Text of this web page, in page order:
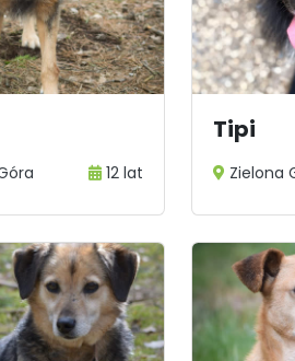
12 lat
Tipi
Zielona